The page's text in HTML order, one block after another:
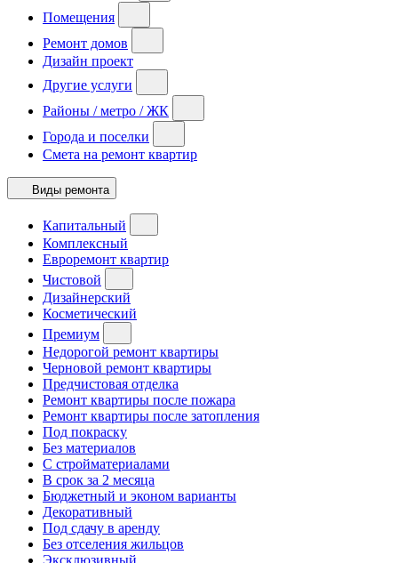
Помещения
Ремонт домов
Дизайн проект
Другие услуги
Районы / метро / ЖК
Города и поселки
Смета на ремонт квартир
Виды ремонта
Капитальный
Комплексный
Евроремонт квартир
Чистовой
Дизайнерский
Косметический
Премиум
Недорогой ремонт квартиры
Черновой ремонт квартиры
Предчистовая отделка
Ремонт квартиры после пожара
Ремонт квартиры после затопления
Под покраску
Без материалов
С стройматериалами
В срок за 2 месяца
Бюджетный и эконом варианты
Декоративный
Под сдачу в аренду
Без отселения жильцов
Эксклюзивный